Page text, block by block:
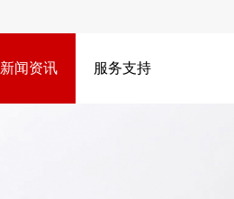
新闻资讯 服务支持